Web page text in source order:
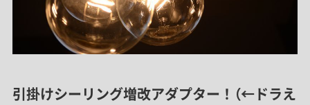
引掛けシーリング増改アダプター！（←ドラえ